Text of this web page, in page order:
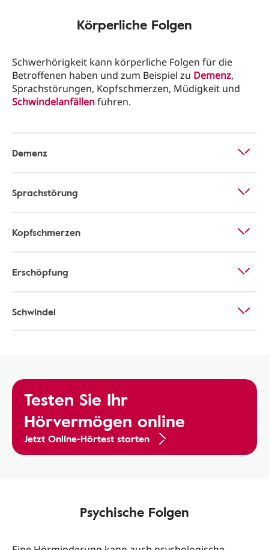
Körperliche Folgen
Schwerhörigkeit kann körperliche Folgen für die
Betroffenen haben und zum Beispiel zu Demenz,
Sprachstörungen, Kopfschmerzen, Müdigkeit und
Schwindelanfällenführen.
Demenz
Sprachstörung
Kopfschmerzen
Erschöpfung
Schwindel
Testen Sie Ihr
Hörvermögen online
Jetzt Online-Hörtest starten
Psychische Folgen